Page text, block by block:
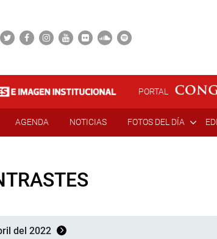
PORTAL
AGENDA NOTICIAS FOTOS DEL DÍA
del 2022